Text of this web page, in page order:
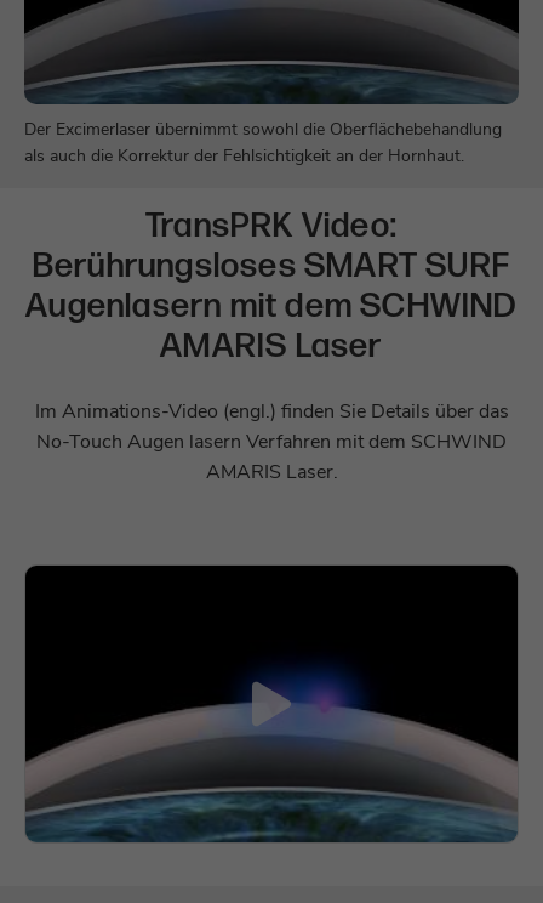
Der Excimerlaser übernimmt sowohl die Oberflächebehandlung
als auch die Korrektur der Fehlsichtigkeit an der Hornhaut.
TransPRK Video:
Berührungsloses SMART SURF
Augenlasern mit dem SCHWIND
AMARIS Laser
Im Animations-Video (engl.) finden Sie Details über das
No-Touch Augen lasern Verfahren mit dem SCHWIND
AMARIS Laser.